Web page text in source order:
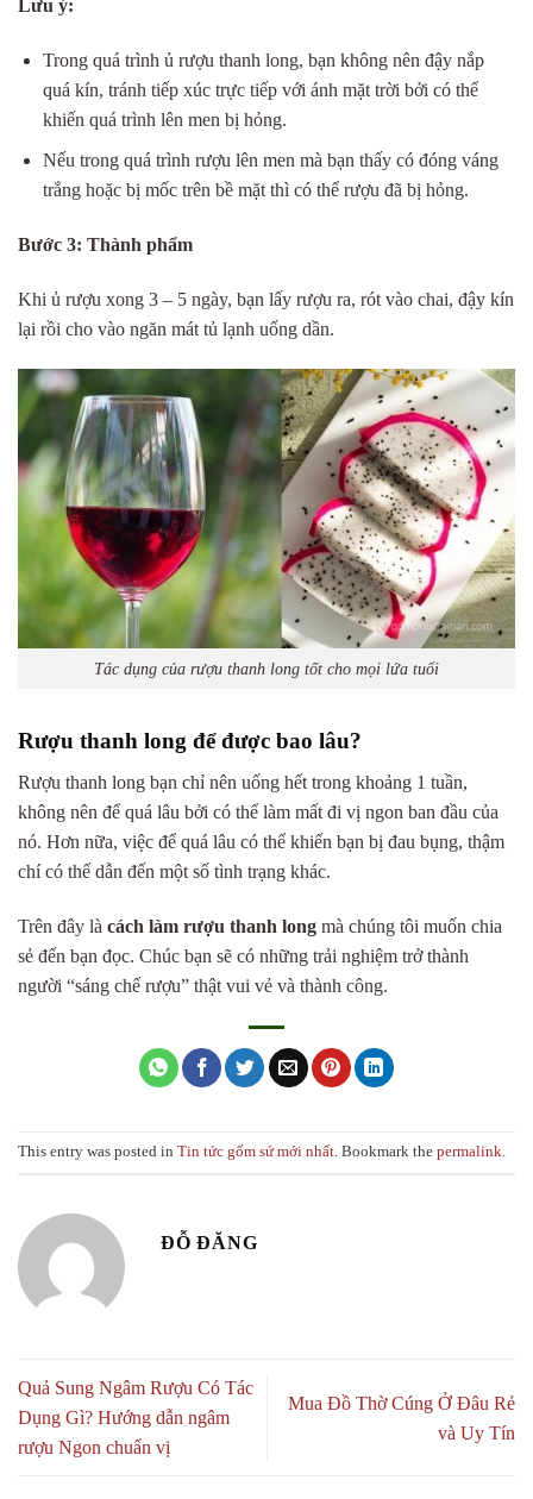
Lưu ý:
Trong quá trình ủ rượu thanh long, bạn không nên đậy nắp
quá kín, tránh tiếp xúc trực tiếp với ánh mặt trời bởi có thể
khiến quá trình lên men bị hỏng.
Nếu trong quá trình rượu lên men mà bạn thấy có đóng váng
trắng hoặc bị mốc trên bề mặt thì có thể rượu đã bị hỏng.
Bước 3: Thành phẩm
Khi ủ rượu xong 3 – 5 ngày, bạn lấy rượu ra, rót vào chai, đậy kín
lại rồi cho vào ngăn mát tủ lạnh uống dần.
Tác dụng của rượu thanh long tốt cho mọi lứa tuổi
Rượu thanh long để được bao lâu?
Rượu thanh long bạn chỉ nên uống hết trong khoảng 1 tuần,
không nên để quá lâu bởi có thể làm mất đi vị ngon ban đầu của
nó. Hơn nữa, việc để quá lâu có thể khiến bạn bị đau bụng, thậm
chí có thể dẫn đến một số tình trạng khác.
Trên đây là cách làm rượu thanh long mà chúng tôi muốn chia
sẻ đến bạn đọc. Chúc bạn sẽ có những trải nghiệm trở thành
người “sáng chế rượu” thật vui vẻ và thành công.
This entry was posted in Tin tức gốm sứ mới nhất. Bookmark the permalink.
ĐỖ ĐĂNG
Quả Sung Ngâm Rượu Có Tác
Dụng Gì? Hướng dẫn ngâm
rượu Ngon chuẩn vị
Mua Đồ Thờ Cúng Ở Đâu Rẻ
và Uy Tín